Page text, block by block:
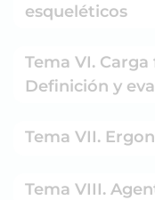
esqueléticos
Tema VI.
Definición y
Tema VII.
Tema VIII.